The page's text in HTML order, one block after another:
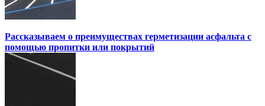
Рассказываем о преимуществах герметизации асфальта с
помощью пропитки или покрытий